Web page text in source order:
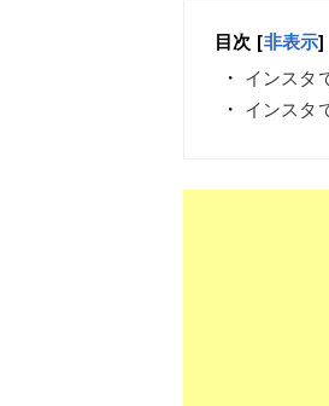
目次 [非表示]
インスタ
インスタ